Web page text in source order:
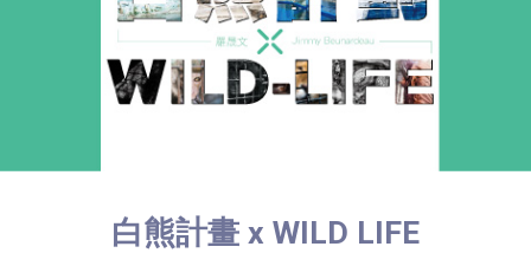
白熊計畫 x WILD LIFE